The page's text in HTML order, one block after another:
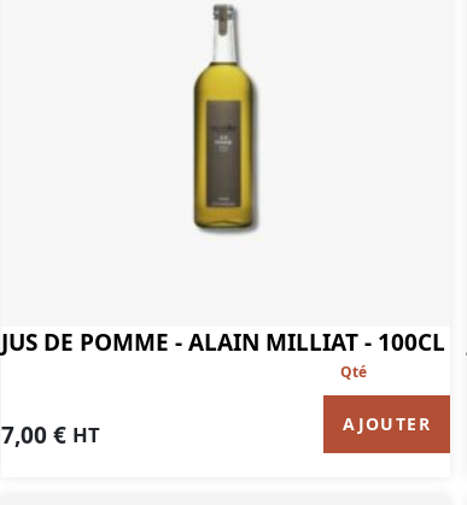
JUS DE POMME - ALAIN MILLIAT - 100CL
7,00€ HT AJOUTER